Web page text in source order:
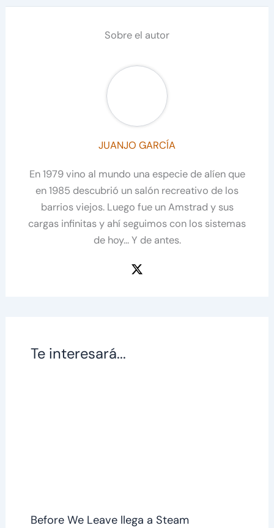
Sobre el autor
JUANJO GARCÍA
En 1979 vino al mundo una especie de alíen que
en 1985 descubrió un salón recreativo de los
barrios viejos. Luego fue un Amstrad y sus
cargas infinitas y ahí seguimos con los sistemas
de hoy... Y de antes.
Te interesará...
Before We Leave llega a Steam